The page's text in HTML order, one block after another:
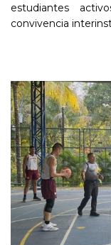
estudiantes
convivencia